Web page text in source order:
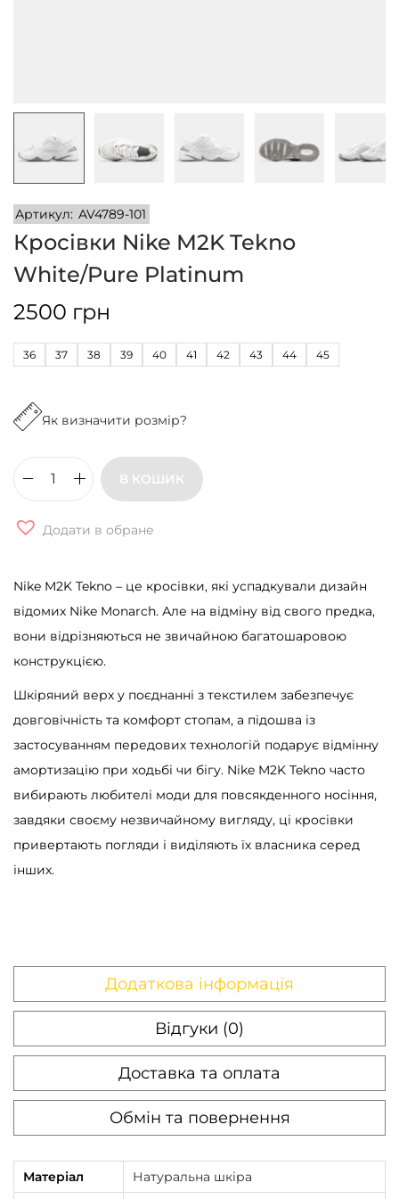
Артикул: AV4789-101
Кросівки Nike M2K Tekno
White/Pure Platinum
2500 грн
36 37 38 39 40 41 42 43 44 45
Як визначити розмір?
о
і
в
к
и
N
i
k
e
M
2
K
o
h
e
P
u
r
В КОШИК
Додати в обране
Nike M2K Tekno – це кросівки, які успадкували дизайн
відомих Nike Monarch. Але на відміну від свого предка,
вони відрізняються не звичайною багатошаровою
конструкцією.
Шкіряний верх у поєднанні з текстилем забезпечує
довговічність та комфорт стопам, а підошва із
застосуванням передових технологій подарує відмінну
амортизацію при ходьбі чи бігу. Nike M2K Tekno часто
вибирають любителі моди для повсякденного носіння,
завдяки своєму незвичайному вигляду, ці кросівки
привертають погляди і виділяють їх власника серед
інших.
Додаткова інформація
Відгуки (0)
Доставка та оплата
Обмін та повернення
Матеріал Натуральна шкіра